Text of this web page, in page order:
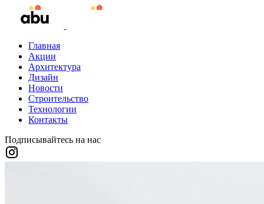
Главная
Акции
Архитектура
Дизайн
Новости
Строительство
Технологии
Контакты
Подписывайтесь на нас